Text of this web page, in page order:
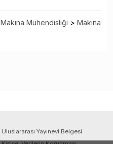
Makina Mühendisliği > Makina
Uluslararası Yayınevi Belgesi